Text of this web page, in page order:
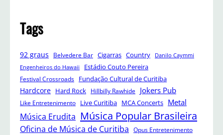
Tags
92 graus Belvedere Bar Cigarras Country
Danilo Caymmi
Engenheiros do Hawaii
Estádio Couto Pereira
Festival Crossroads Fundação Cultural de Curitiba
Hardcore Hard Rock Hillbilly Rawhide Jokers Pub
Like Entretenimento Live Curitiba MCA Concerts Metal
Música Erudita Música Popular Brasileira
Oficina de Música de Curitiba Opus Entretenimento